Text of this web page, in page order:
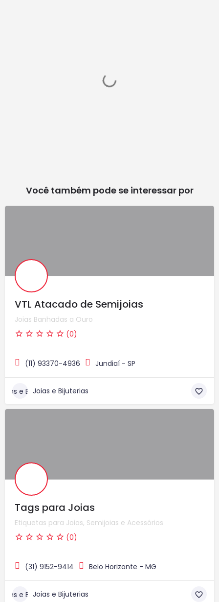
Você também pode se interessar por
VTL Atacado de Semijoias
Joias Banhadas a Ouro
(0)
(11) 93370-4936 Jundiaí - SP
Joias e Bijuterias
Tags para Joias
Etiquetas para Joias, Semijoias e Acessórios
(0)
(31) 9152-9414 Belo Horizonte - MG
Joias e Bijuterias